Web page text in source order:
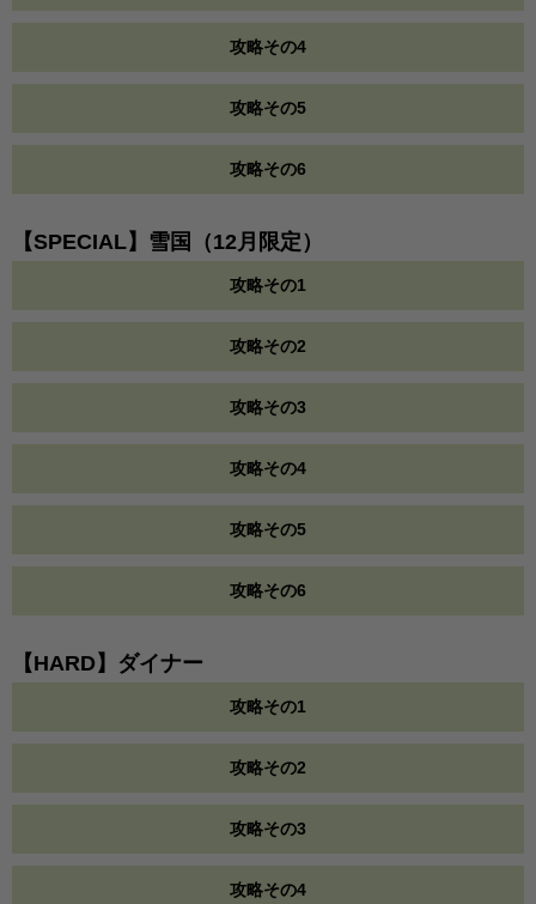
攻略その4
攻略その5
攻略その6
【SPECIAL】雪国（12月限定）
攻略その1
攻略その2
攻略その3
攻略その4
攻略その5
攻略その6
【HARD】ダイナー
攻略その1
攻略その2
攻略その3
攻略その4